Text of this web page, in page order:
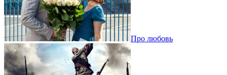
Про любовь